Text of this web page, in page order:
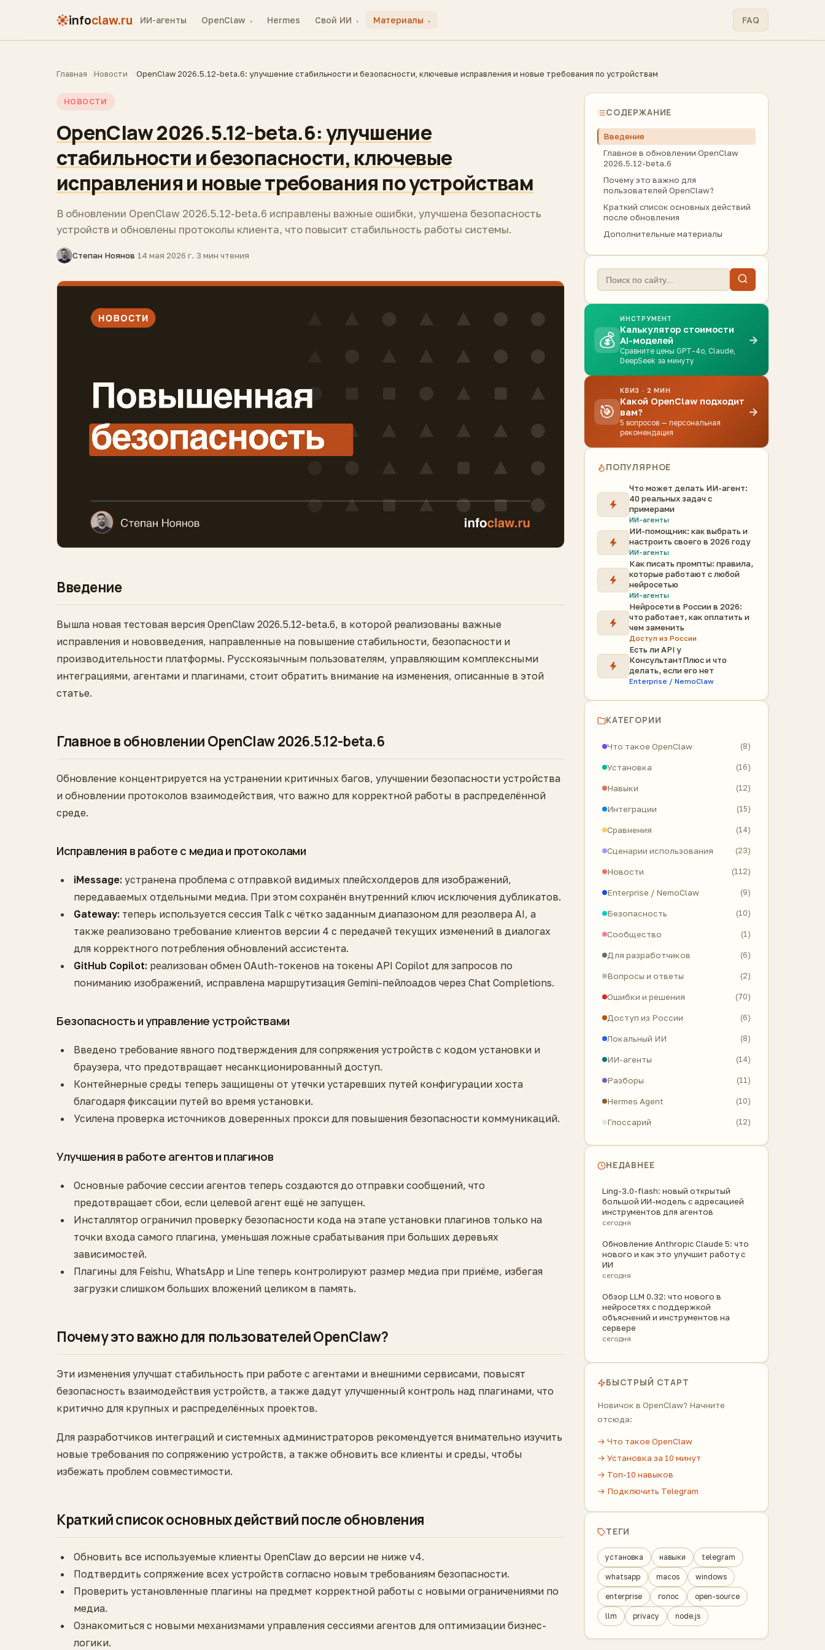
infoclaw.ru ИИ-агенты OpenClaw ▾ Hermes Свой ИИ ▾ Материалы ▾ FAQ
Главная Новости OpenClaw 2026.5.12-beta.6: улучшение стабильности и безопасности, ключевые исправления и новые требования по устройствам
НОВОСТИ
OpenClaw 2026.5.12-beta.6: улучшение
стабильности и безопасности, ключевые
исправления и новые требования по устройствам
В обновлении OpenClaw 2026.5.12-beta.6 исправлены важные ошибки, улучшена безопасность
устройств и обновлены протоколы клиента, что повысит стабильность работы системы.
Степан Ноянов·14 мая 2026 г.·3 мин чтения
Введение
Вышла новая тестовая версия OpenClaw 2026.5.12-beta.6, в которой реализованы важные
исправления и нововведения, направленные на повышение стабильности, безопасности и
производительности платформы. Русскоязычным пользователям, управляющим комплексными
интеграциями, агентами и плагинами, стоит обратить внимание на изменения, описанные в этой
статье.
Главное в обновлении OpenClaw 2026.5.12-beta.6
Обновление концентрируется на устранении критичных багов, улучшении безопасности устройства
и обновлении протоколов взаимодействия, что важно для корректной работы в распределённой
среде.
Исправления в работе с медиа и протоколами
iMessage: устранена проблема с отправкой видимых плейсхолдеров для изображений,
передаваемых отдельными медиа. При этом сохранён внутренний ключ исключения дубликатов.
Gateway: теперь используется сессия Talk с чётко заданным диапазоном для резолвера AI, а
также реализовано требование клиентов версии 4 с передачей текущих изменений в диалогах
для корректного потребления обновлений ассистента.
GitHub Copilot: реализован обмен OAuth-токенов на токены API Copilot для запросов по
пониманию изображений, исправлена маршрутизация Gemini-пейлоадов через Chat Completions.
Безопасность и управление устройствами
Введено требование явного подтверждения для сопряжения устройств с кодом установки и
браузера, что предотвращает несанкционированный доступ.
Контейнерные среды теперь защищены от утечки устаревших путей конфигурации хоста
благодаря фиксации путей во время установки.
Усилена проверка источников доверенных прокси для повышения безопасности коммуникаций.
Улучшения в работе агентов и плагинов
Основные рабочие сессии агентов теперь создаются до отправки сообщений, что
предотвращает сбои, если целевой агент ещё не запущен.
Инсталлятор ограничил проверку безопасности кода на этапе установки плагинов только на
точки входа самого плагина, уменьшая ложные срабатывания при больших деревьях
зависимостей.
Плагины для Feishu, WhatsApp и Line теперь контролируют размер медиа при приёме, избегая
загрузки слишком больших вложений целиком в память.
Почему это важно для пользователей OpenClaw?
Эти изменения улучшат стабильность при работе с агентами и внешними сервисами, повысят
безопасность взаимодействия устройств, а также дадут улучшенный контроль над плагинами, что
критично для крупных и распределённых проектов.
Для разработчиков интеграций и системных администраторов рекомендуется внимательно изучить
новые требования по сопряжению устройств, а также обновить все клиенты и среды, чтобы
избежать проблем совместимости.
Краткий список основных действий после обновления
Обновить все используемые клиенты OpenClaw до версии не ниже v4.
Подтвердить сопряжение всех устройств согласно новым требованиям безопасности.
Проверить установленные плагины на предмет корректной работы с новыми ограничениями по
медиа.
Ознакомиться с новыми механизмами управления сессиями агентов для оптимизации бизнес-
логики.
СОДЕРЖАНИЕ
Введение
Главное в обновлении OpenClaw
2026.5.12-beta.6
Почему это важно для
пользователей OpenClaw?
Краткий список основных действий
после обновления
Дополнительные материалы
💰
ИНСТРУМЕНТ
Калькулятор стоимости
AI-моделей
Сравните цены GPT-4o, Claude,
DeepSeek за минуту
→
🎯
КВИЗ · 2 МИН
Какой OpenClaw подходит
вам?
5 вопросов — персональная
рекомендация
→
ПОПУЛЯРНОЕ
Что может делать ИИ-агент:
40 реальных задач с
примерами
ИИ-агенты
ИИ-помощник: как выбрать и
настроить своего в 2026 году
ИИ-агенты
Как писать промпты: правила,
которые работают с любой
нейросетью
ИИ-агенты
Нейросети в России в 2026:
что работает, как оплатить и
чем заменить
Доступ из России
Есть ли API у
КонсультантПлюс и что
делать, если его нет
Enterprise / NemoClaw
КАТЕГОРИИ
Что такое OpenClaw (8)
Установка (16)
Навыки (12)
Интеграции (15)
Сравнения (14)
Сценарии использования (23)
Новости (112)
Enterprise / NemoClaw (9)
Безопасность (10)
Сообщество (1)
Для разработчиков (6)
Вопросы и ответы (2)
Ошибки и решения (70)
Доступ из России (6)
Локальный ИИ (8)
ИИ-агенты (14)
Разборы (11)
Hermes Agent (10)
Глоссарий (12)
НЕДАВНЕЕ
Ling-3.0-flash: новый открытый
большой ИИ-модель с адресацией
инструментов для агентов
сегодня
Обновление Anthropic Claude 5: что
нового и как это улучшит работу с
ИИ
сегодня
Обзор LLM 0.32: что нового в
нейросетях с поддержкой
объяснений и инструментов на
сервере
сегодня
БЫСТРЫЙ СТАРТ
Новичок в OpenClaw? Начните
отсюда:
→ Что такое OpenClaw
→ Установка за 10 минут
→ Топ-10 навыков
→ Подключить Telegram
ТЕГИ
установка навыки telegram
whatsapp macos windows
enterprise голос open-source
llm privacy node.js